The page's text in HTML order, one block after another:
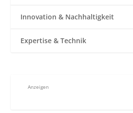
Innovation & Nachhaltigkeit
Expertise & Technik
Anzeigen